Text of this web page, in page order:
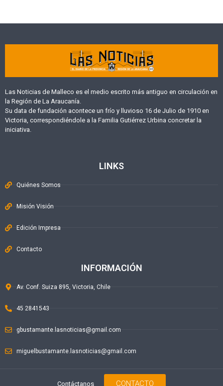
Las Noticias de Malleco es el medio escrito más antiguo en circulación en
la Región de La Araucanía.
Su data de fundación acontece un frío y lluvioso 16 de Julio de 1910 en
Victoria, correspondiéndole a la Familia Gutiérrez Urbina concretar la
iniciativa.
LINKS
Quiénes Somos
Misión Visión
Edición Impresa
Contacto
INFORMACIÓN
Av. Conf. Suiza 895, Victoria, Chile
45 2841543
gbustamante.lasnoticias@gmail.com
miguelbustamante.lasnoticias@gmail.com
Contáctanos CONTACTO